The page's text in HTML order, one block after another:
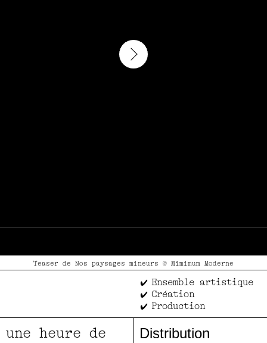
Play
Teaser de Nos paysages mineurs © Mimimum Moderne
Ensemble artistique
Création
Production
une heure de
Distribution